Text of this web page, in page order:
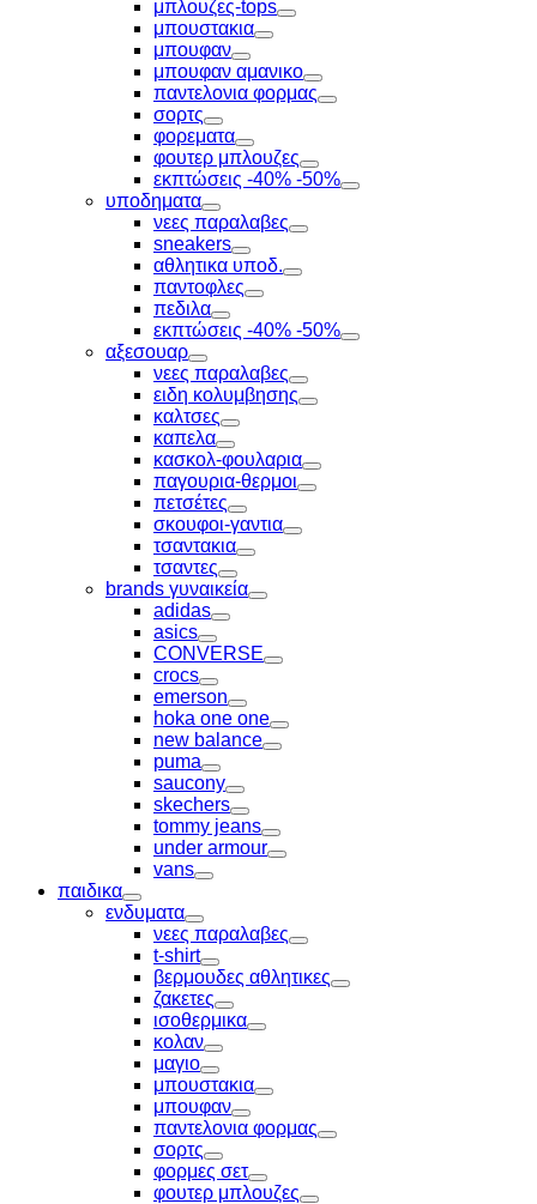
μπλουζες-tops
Toggle
μπουστακια
Toggle
μπουφαν
Toggle
μπουφαν αμανικο
Toggle
παντελονια φορμας
Toggle
σορτς
Toggle
φορεματα
Toggle
φουτερ μπλουζες
Toggle
εκπτώσεις -40% -50%
Toggle
υποδηματα
Toggle
νεες παραλαβες
Toggle
sneakers
Toggle
αθλητικα υποδ.
Toggle
παντοφλες
Toggle
πεδιλα
Toggle
εκπτώσεις -40% -50%
Toggle
αξεσουαρ
Toggle
νεες παραλαβες
Toggle
ειδη κολυμβησης
Toggle
καλτσες
Toggle
καπελα
Toggle
κασκολ-φουλαρια
Toggle
παγουρια-θερμοι
Toggle
πετσέτες
Toggle
σκουφοι-γαντια
Toggle
τσαντακια
Toggle
τσαντες
Toggle
brands γυναικεία
Toggle
adidas
Toggle
asics
Toggle
CONVERSE
Toggle
crocs
Toggle
emerson
Toggle
hoka one one
Toggle
new balance
Toggle
puma
Toggle
saucony
Toggle
skechers
Toggle
tommy jeans
Toggle
under armour
Toggle
vans
Toggle
παιδικα
Toggle
ενδυματα
Toggle
νεες παραλαβες
Toggle
t-shirt
Toggle
βερμουδες αθλητικες
Toggle
ζακετες
Toggle
ισοθερμικα
Toggle
κολαν
Toggle
μαγιο
Toggle
μπουστακια
Toggle
μπουφαν
Toggle
παντελονια φορμας
Toggle
σορτς
Toggle
φορμες σετ
Toggle
φουτερ μπλουζες